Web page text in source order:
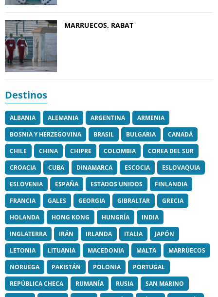
MARRUECOS, RABAT
Destinos
ALBANIA ALEMANIA ARGENTINA
ARMENIA
BOSNIA Y HERZEGOVINA
BRASIL BULGARIA
CANADÁ
CHILE
CHINA CHIPRE COLOMBIA
COREA DEL SUR
CROACIA
CUBA DINAMARCA ESCOCIA
ESLOVAQUIA
ESLOVENIA
ESPAÑA ESTADOS UNIDOS
FINLANDIA
FRANCIA
GALES GEORGIA GIBRALTAR
GRECIA
HOLANDA
HONG KONG HUNGRÍA
INDIA
INGLATERRA
IRÁN IRLANDA ITALIA
JAPÓN
LETONIA
LITUANIA MACEDONIA MALTA
MARRUECOS
NORUEGA
PAKISTÁN POLONIA
PORTUGAL
REPÚBLICA CHECA
RUMANÍA RUSIA
SAN MARINO